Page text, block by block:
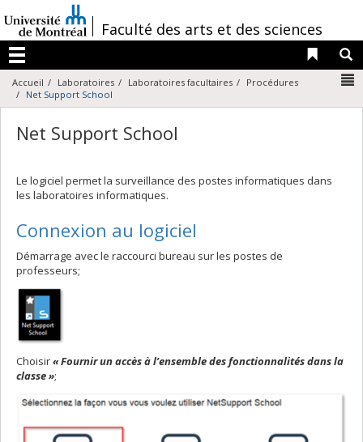
au
contenu
/Faculté des arts et des sciences
Menu
Liens
Accueil Laboratoires Laboratoires facultaires
Procédures
Net Support School
Net Support School
Le logiciel permet la surveillance des postes informatiques dans
les laboratoires informatiques.
Connexion au logiciel
Démarrage avec le raccourci bureau sur les postes de
professeurs;
Choisir« Fournir un accès à l’ensemble des fonctionnalités dans la
classe »;